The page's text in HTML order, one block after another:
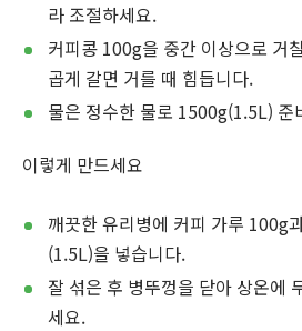
라 조절하세요.
커피콩 100g을 중간 이상으로 거
곱게 갈면 거를 때 힘듭니다.
물은 정수한 물로 1500g(1.5L) 준
이렇게 만드세요
깨끗한 유리병에 커피 가루 100g
(1.5L)을 넣습니다.
잘 섞은 후 병뚜껑을 닫아 상온에
세요.